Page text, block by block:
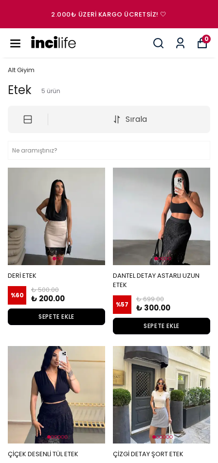
2.000₺ ÜZERI KARGO ÜCRETSIZ! 🤍
0
Alt Giyim
Etek 5 ürün
Sırala
DERİ ETEK
%60
₺ 500.00
₺ 200.00
SEPETE EKLE
DANTEL DETAY ASTARLI UZUN
ETEK
%57
₺ 699.00
₺ 300.00
SEPETE EKLE
ÇİÇEK DESENLİ TÜL ETEK ÇİZGİ DETAY ŞORT ETEK